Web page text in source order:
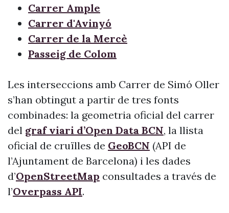
Carrer Ample
Carrer d'Avinyó
Carrer de la Mercè
Passeig de Colom
Les interseccions amb Carrer de Simó Oller
s’han obtingut a partir de tres fonts
combinades: la geometria oficial del carrer
del graf viari d’Open Data BCN, la llista
oficial de cruïlles de GeoBCN (API de
l’Ajuntament de Barcelona) i les dades
d’OpenStreetMap consultades a través de
l’Overpass API.